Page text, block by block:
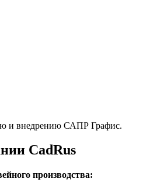
и внедрению САПР Графис.
CadRus
производства: